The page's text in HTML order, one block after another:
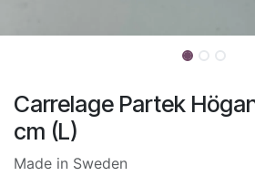
Carrelage Partek
cm (L)
Made in Sweden